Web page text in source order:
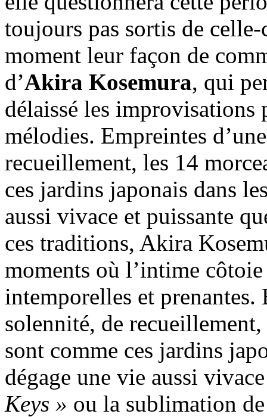
toujours pas sortis de
moment leur façon de
d’Akira Kosemura, qui
délaissé les improvisations
mélodies. Empreintes
recueillement, les 14
ces jardins japonais dans
aussi vivace et puissante
ces traditions, Akira
moments où l’intime
intemporelles et prenantes.
solennité, de
sont comme ces jardins
dégage une vie aussi
Keys » ou la sublimation